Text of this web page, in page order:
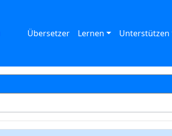
Übersetzer Lernen Unterstützen